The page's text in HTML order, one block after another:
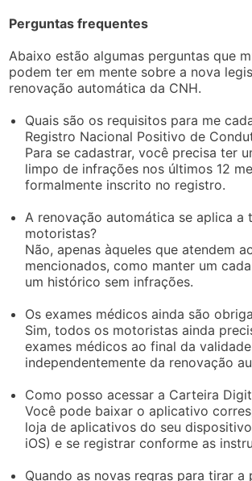
Perguntas frequentes
Abaixo estão algumas perguntas que
podem ter em mente sobre a nova
renovação automática da CNH.
Quais são os requisitos para me
Registro Nacional Positivo de
Para se cadastrar, você precisa ter
limpo de infrações nos últimos 12
formalmente inscrito no registro.
A renovação automática se aplica a
motoristas?
Não, apenas àqueles que atendem
mencionados, como manter um
um histórico sem infrações.
Os exames médicos ainda são
Sim, todos os motoristas ainda
exames médicos ao final da
independentemente da renovação
Como posso acessar a Carteira
Você pode baixar o aplicativo
loja de aplicativos do seu
iOS) e se registrar conforme as
Quando as novas regras para tirar a